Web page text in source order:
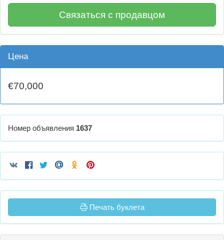
Связаться с продавцом
Цена
€70,000
Номер объявления 1637
Печать буклета